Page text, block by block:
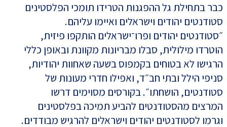
כבר בתחילת גל ההפגנות הטרידו תומכי הפלסטינים
סטודנטים יהודים וישראלים ואיימו עליהם.
״סטודנטים יהודים ופרו־ישראלים הותקפו פיזית,
הוטרדו מילולית, סבלו מבריונות מקוונת ובאופן כללי
הרגישו לא בטוחים בקמפוס בשעה שאחוות יהודיות,
סניפי הילל ובתי חב״ד, ואפילו חדרי מעונות של
סטודנטים, הושחתו״. בקורסים מסוימים דרשו
המרצים מהסטודנטים להביע תמיכה בפלסטינים
וגרמו לסטודנטים יהודים וישראלים להרגיש מבודדים.